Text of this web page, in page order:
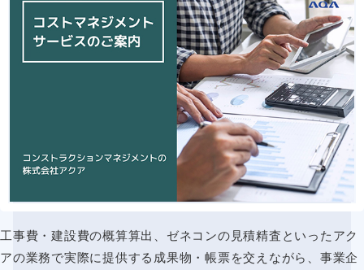
工事費・建設費の概算算出、ゼネコンの見積精査といったアク
アの業務で実際に提供する成果物・帳票を交えながら、事業企